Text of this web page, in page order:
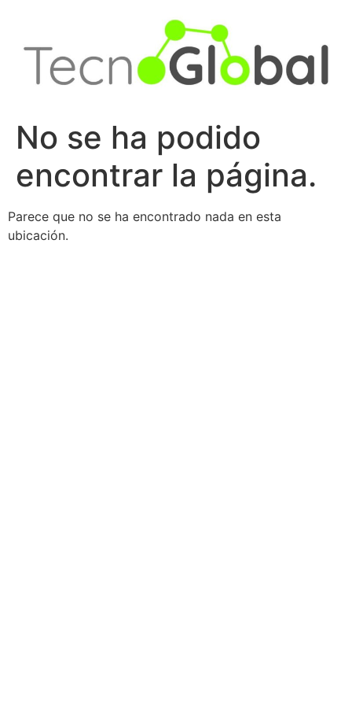
contenido
No se ha podido
encontrar la página.
Parece que no se ha encontrado nada en esta
ubicación.